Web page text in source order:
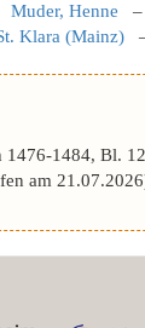
Muder, Henne
Klara (Mainz)
1476-1484, Bl.
am